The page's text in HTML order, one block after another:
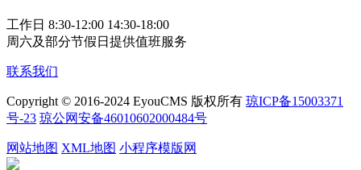
工作日 8:30-12:00 14:30-18:00
周六及部分节假日提供值班服务
联系我们
Copyright © 2016-2024 EyouCMS 版权所有 琼ICP备15003371
号-23 琼公网安备46010602000484号
网站地图 XML地图 小程序模版网